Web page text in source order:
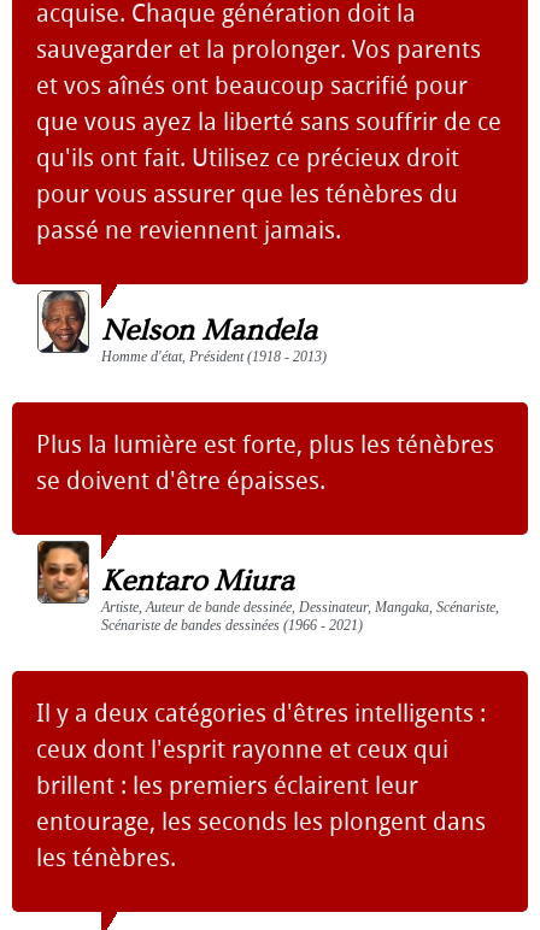
acquise. Chaque génération doit la
sauvegarder et la prolonger. Vos parents
et vos aînés ont beaucoup sacrifié pour
que vous ayez la liberté sans souffrir de ce
qu'ils ont fait. Utilisez ce précieux droit
pour vous assurer que les ténèbres du
passé ne reviennent jamais.
Nelson Mandela
Homme d'état, Président (1918 - 2013)
Plus la lumière est forte, plus les ténèbres
se doivent d'être épaisses.
Kentaro Miura
Artiste, Auteur de bande dessinée, Dessinateur, Mangaka, Scénariste,
Scénariste de bandes dessinées (1966 - 2021)
Il y a deux catégories d'êtres intelligents :
ceux dont l'esprit rayonne et ceux qui
brillent : les premiers éclairent leur
entourage, les seconds les plongent dans
les ténèbres.